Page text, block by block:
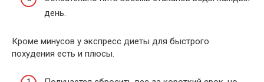
день.
Кроме минусов у экспресс диеты для быстрого
похудения есть и плюсы.